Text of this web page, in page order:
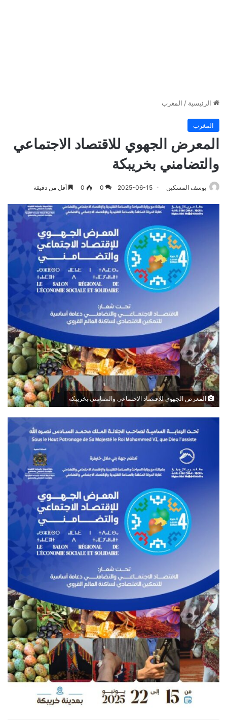
الرئيسية / المغرب
المغرب
المعرض الجهوي للاقتصاد الاجتماعي
والتضامني بخريبكة
يوسف المسكين 2025-06-15
0
0 أقل من دقيقة
المعرض الجهوي للاقتصاد الاجتماعي والتضامني بخريبكة